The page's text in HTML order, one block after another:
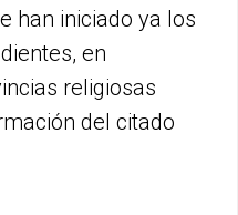
han iniciado ya los
en
religiosas
del citado